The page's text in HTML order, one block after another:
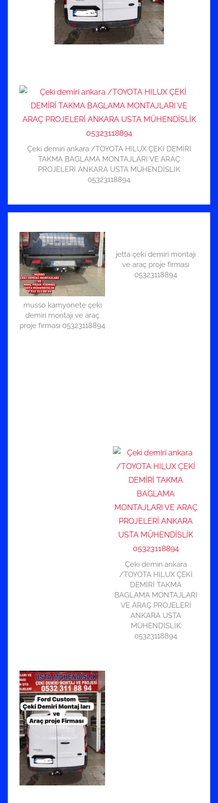
Çeki demiri ankara /TOYOTA HILUX ÇEKİ DEMİRİ
TAKMA BAGLAMA MONTAJLARI VE ARAÇ
PROJELERİ ANKARA USTA MÜHENDİSLİK
05323118894
musso kamyonete çeki
demiri montajı ve araç
proje firması 05323118894
jetta çeki demiri montajı
ve araç proje firması
05323118894
Çeki demiri ankara
/TOYOTA HILUX ÇEKİ
DEMİRİ TAKMA
BAGLAMA MONTAJLARI
VE ARAÇ PROJELERİ
ANKARA USTA
MÜHENDİSLİK
05323118894